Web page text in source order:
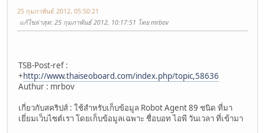
25 กุมภาพันธ์ 2012, 05:50:21
แก้ไขล่าสุด: 25 กุมภาพันธ์ 2012, 10:17:51 โดย mrbov
TSB-Post-ref :
+http://www.thaiseoboard.com/index.php/topic,58636
Authur : mrbov
เกี่ยวกับสคริปส์ : ใช้สำหรับเก็บข้อมูล Robot Agent 89 ชนิด ที่มา
เยี่ยมเว็บไซต์เรา โดยเก็บข้อมูลเฉพาะ ชื่อบอท ไอพี วันเวลา ที่เข้ามา